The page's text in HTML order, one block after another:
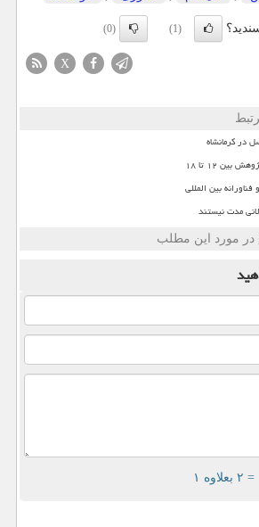
(1)
(0)
X
در کرمانشاه
۱۲ تا ۱۸
بین المللی
مدت نیستند
= ۲ بعلاوه ۱